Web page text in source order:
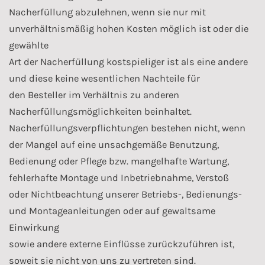
Nacherfüllung abzulehnen, wenn sie nur mit
unverhältnismäßig hohen Kosten möglich ist oder die
gewählte
Art der Nacherfüllung kostspieliger ist als eine andere
und diese keine wesentlichen Nachteile für
den Besteller im Verhältnis zu anderen
Nacherfüllungsmöglichkeiten beinhaltet.
Nacherfüllungsverpflichtungen bestehen nicht, wenn
der Mangel auf eine unsachgemäße Benutzung,
Bedienung oder Pflege bzw. mangelhafte Wartung,
fehlerhafte Montage und Inbetriebnahme, Verstoß
oder Nichtbeachtung unserer Betriebs-, Bedienungs-
und Montageanleitungen oder auf gewaltsame
Einwirkung
sowie andere externe Einflüsse zurückzuführen ist,
soweit sie nicht von uns zu vertreten sind.